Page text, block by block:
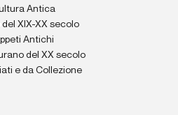
Antica
XIX-XX secolo
Antichi
del XX secolo
e da Collezione